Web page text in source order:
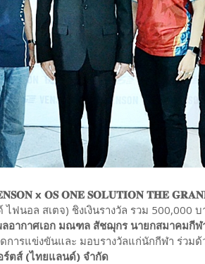
x 𝐎𝐒 𝐎𝐍𝐄 𝐒𝐎𝐋𝐔𝐓𝐈𝐎𝐍 𝐓𝐇𝐄
ฟนอล สเตจ) ชิงเงินรางวัล รวม 500,000
อากาศเอก มณฑล สัชฌุกร นายกสมาคมกี
การแข่งขันและ มอบรางวัลแก่นักกีฬา ร่วมด้
ร์ตส์ (ไทยแลนด์) จำกัด